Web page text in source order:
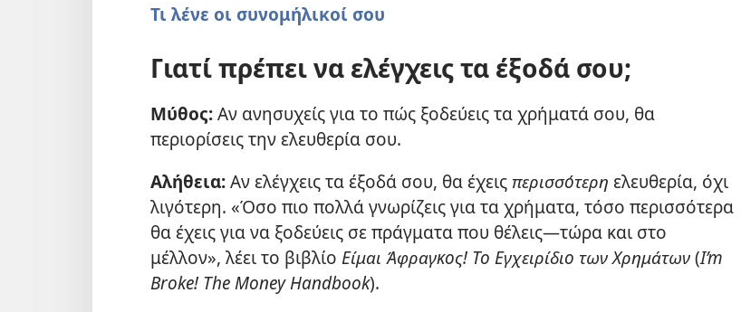
Τι λένε οι συνομήλικοί σου
Γιατί πρέπει να ελέγχεις τα έξοδά σου;
Μύθος:Αν ανησυχείς για το πώς ξοδεύεις τα χρήματά σου, θα
περιορίσεις την ελευθερία σου.
Αλήθεια:Αν ελέγχεις τα έξοδά σου, θα έχεις περισσότερη ελευθερία, όχι
λιγότερη. «Όσο πιο πολλά γνωρίζεις για τα χρήματα, τόσο περισσότερα
θα έχεις για να ξοδεύεις σε πράγματα που θέλεις—τώρα και στο
μέλλον», λέει το βιβλίο Είμαι Άφραγκος! Το Εγχειρίδιο των Χρημάτων(I’m
Broke! The Money Handbook).